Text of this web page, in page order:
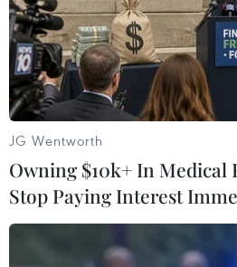
TIN LIÊN QUAN
JG Wentworth
Owning $10k+ In Medical
Stop Paying Interest